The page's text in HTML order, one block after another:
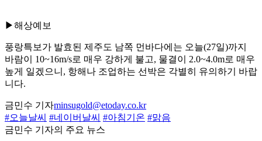
▶해상예보
풍랑특보가 발효된 제주도 남쪽 먼바다에는 오늘(27일)까지
바람이 10~16m/s로 매우 강하게 불고, 물결이 2.0~4.0m로 매우
높게 일겠으니, 항해나 조업하는 선박은 각별히 유의하기 바랍
니다.
금민수 기자minsugold@etoday.co.kr
#오늘날씨 #네이버날씨 #아침기온 #맑음
금민수 기자의 주요 뉴스